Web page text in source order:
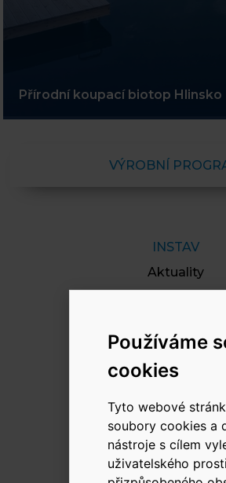
Používáme
cookies
Tyto webové
soubory cookies a
nástroje s cílem
uživatelského
Přírodní koupací biotop Hlinsko
VÝROBNÍ
INSTAV
Aktuality
Dokumenty
Kariéra
Kontakt
RYCHLÝ